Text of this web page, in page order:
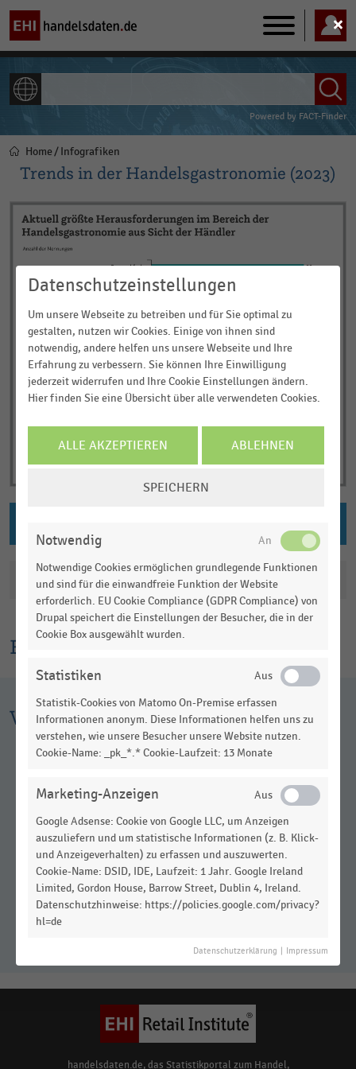
Main
navigation
Powered by FACT-Finder
Pfadnavigation
Home Infografiken
Trends in der Handelsgastronomie (2023)
Erklärtext
Katalogisierung
Weitere Infografiken
Ranking der Top-
Handelsgastronomen in
handelsdaten.de, das Statistikportal zum Handel,
Datenschutzeinstellungen
Um unsere Webseite zu betreiben und für Sie optimal zu
gestalten, nutzen wir Cookies. Einige von ihnen sind
notwendig, andere helfen uns unsere Webseite und Ihre
Erfahrung zu verbessern. Sie können Ihre Einwilligung
jederzeit widerrufen und Ihre Cookie Einstellungen ändern.
Hier finden Sie eine Übersicht über alle verwendeten Cookies.
ALLE AKZEPTIEREN ABLEHNEN
SPEICHERN
Notwendig
Notwendige Cookies ermöglichen grundlegende Funktionen
und sind für die einwandfreie Funktion der Website
erforderlich. EU Cookie Compliance (GDPR Compliance) von
Drupal speichert die Einstellungen der Besucher, die in der
Cookie Box ausgewählt wurden.
Statistiken
Statistik-Cookies von Matomo On-Premise erfassen
Informationen anonym. Diese Informationen helfen uns zu
verstehen, wie unsere Besucher unsere Website nutzen.
Cookie-Name: _pk_*.* Cookie-Laufzeit: 13 Monate
Marketing-Anzeigen
Google Adsense: Cookie von Google LLC, um Anzeigen
auszuliefern und um statistische Informationen (z. B. Klick-
und Anzeigeverhalten) zu erfassen und auszuwerten.
Cookie-Name: DSID, IDE, Laufzeit: 1 Jahr. Google Ireland
Limited, Gordon House, Barrow Street, Dublin 4, Ireland.
Datenschutzhinweise: https://policies.google.com/privacy?
hl=de
Datenschutzerklärung Impressum